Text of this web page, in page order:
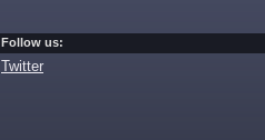
Follow us:
Twitter